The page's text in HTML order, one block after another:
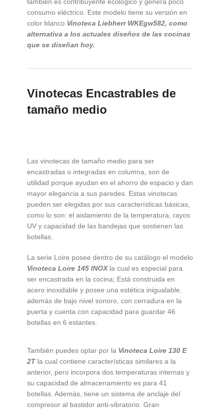
consumo eléctrico. Este modelo tiene su versión en
color blanco Vinoteca Liebherr WKEgw582, como
alternativa a los actuales diseños de las cocinas
que se diseñan hoy.
Vinotecas Encastrables de
tamaño medio
Las vinotecas de tamaño medio para ser
encastradas o integradas en columna, son de
utilidad porque ayudan en el ahorro de espacio y dan
mayor elegancia a sus paredes. Estas vinotecas
pueden ser elegidas por sus características básicas,
como lo son: el aislamiento de la temperatura, rayos
UV y capacidad de las bandejas que sostienen las
botellas.
La serie Loire posee dentro de su catálogo el modelo
Vinoteca Loire 145 INOXla cual es especial para
ser encastrada en la cocina; Está construida en
acero inoxidable y posee una estética inigualable,
además de bajo nivel sonoro, con cerradura en la
puerta y cuenta con capacidad para guardar 46
botellas en 6 estantes.
También puedes optar por la Vinoteca Loire 130 E
2Tla cual contiene características similares a la
anterior, pero incorpora dos temperaturas internas y
su capacidad de almacenamiento es para 41
botellas. Además, tiene un sistema de anclaje del
compresor al bastidor anti-vibratorio. Gran